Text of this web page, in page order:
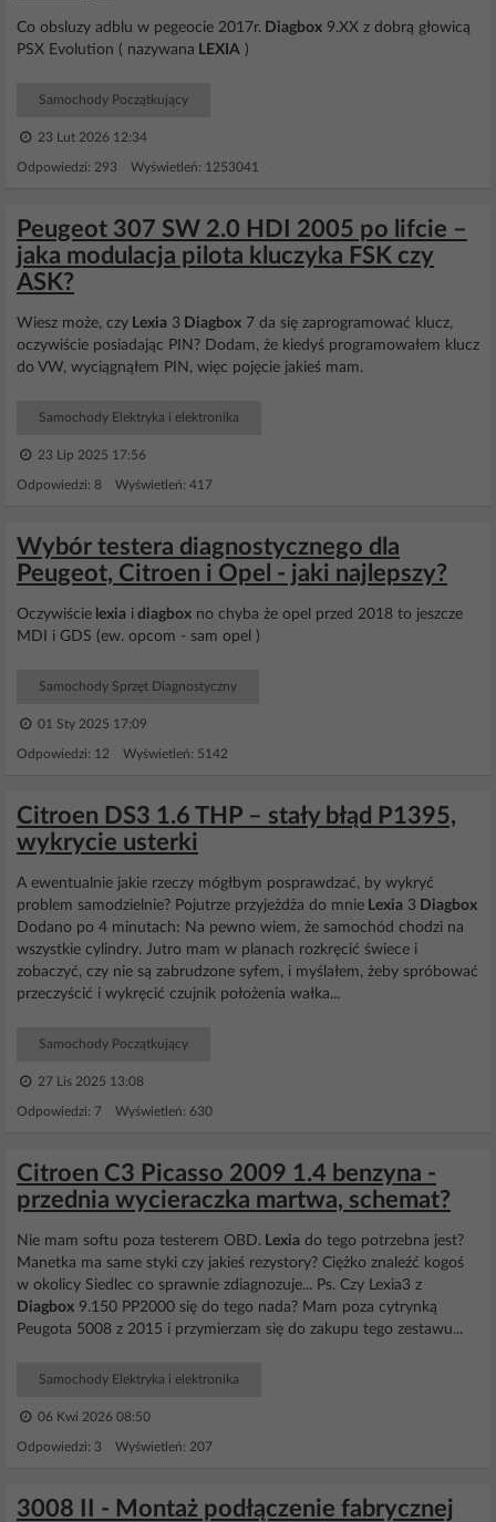
Co obsluzy adblu w pegeocie 2017r. Diagbox 9.XX z dobrą głowicą
PSX Evolution ( nazywana LEXIA )
Samochody Początkujący
23 Lut 2026 12:34
Odpowiedzi: 293 Wyświetleń: 1253041
Peugeot 307 SW 2.0 HDI 2005 po lifcie –
jaka modulacja pilota kluczyka FSK czy
ASK?
Wiesz może, czy Lexia 3 Diagbox 7 da się zaprogramować klucz,
oczywiście posiadając PIN? Dodam, że kiedyś programowałem klucz
do VW, wyciągnąłem PIN, więc pojęcie jakieś mam.
Samochody Elektryka i elektronika
23 Lip 2025 17:56
Odpowiedzi: 8 Wyświetleń: 417
Wybór testera diagnostycznego dla
Peugeot, Citroen i Opel - jaki najlepszy?
Oczywiście lexia i diagbox no chyba że opel przed 2018 to jeszcze
MDI i GDS (ew. opcom - sam opel )
Samochody Sprzęt Diagnostyczny
01 Sty 2025 17:09
Odpowiedzi: 12 Wyświetleń: 5142
Citroen DS3 1.6 THP – stały błąd P1395,
wykrycie usterki
A ewentualnie jakie rzeczy mógłbym posprawdzać, by wykryć
problem samodzielnie? Pojutrze przyjeżdża do mnie Lexia 3 Diagbox
Dodano po 4 minutach: Na pewno wiem, że samochód chodzi na
wszystkie cylindry. Jutro mam w planach rozkręcić świece i
zobaczyć, czy nie są zabrudzone syfem, i myślałem, żeby spróbować
przeczyścić i wykręcić czujnik położenia wałka...
Samochody Początkujący
27 Lis 2025 13:08
Odpowiedzi: 7 Wyświetleń: 630
Citroen C3 Picasso 2009 1.4 benzyna -
przednia wycieraczka martwa, schemat?
Nie mam softu poza testerem OBD. Lexia do tego potrzebna jest?
Manetka ma same styki czy jakieś rezystory? Ciężko znaleźć kogoś
w okolicy Siedlec co sprawnie zdiagnozuje... Ps. Czy Lexia3 z
Diagbox 9.150 PP2000 się do tego nada? Mam poza cytrynką
Peugota 5008 z 2015 i przymierzam się do zakupu tego zestawu...
Samochody Elektryka i elektronika
06 Kwi 2026 08:50
Odpowiedzi: 3 Wyświetleń: 207
3008 II - Montaż podłączenie fabrycznej